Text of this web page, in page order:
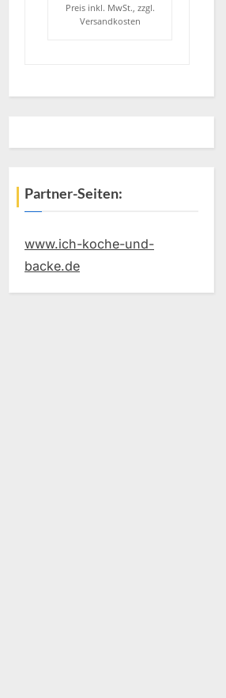
Pasta maker
für Lasagne,
Preis inkl. MwSt., zzgl.
Versandkosten
Partner-Seiten:
www.ich-koche-und-
backe.de